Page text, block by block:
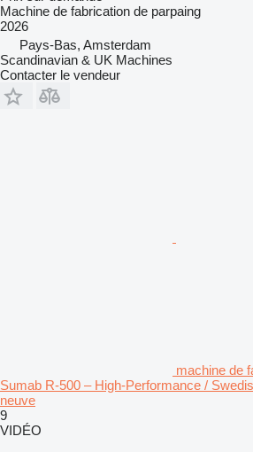
Machine de fabrication de parpaing
2026
Pays-Bas, Amsterdam
Scandinavian & UK Machines
Contacter le vendeur
machine de
Sumab R-500 – High-Performance /
neuve
9
VIDÉO